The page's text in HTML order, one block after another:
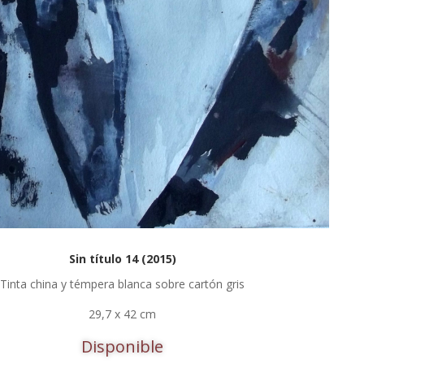
Sin título 14 (2015)
Tinta china y témpera blanca sobre cartón gris
29,7 x 42 cm
Disponible